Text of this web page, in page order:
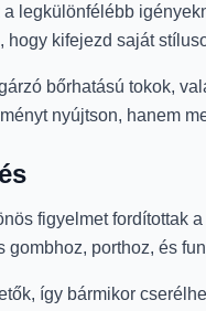
legkülönfélébb
kifejezd saját
bőrhatású tokok,
nyújtson, hanem
figyelmet fordítottak
porthoz, és
így bármikor